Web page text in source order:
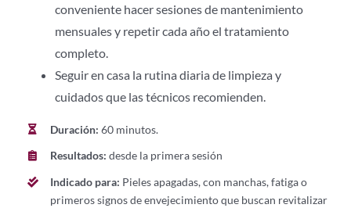
conveniente hacer sesiones de mantenimiento
mensuales y repetir cada año el tratamiento
completo.
Seguir en casa la rutina diaria de limpieza y
cuidados que las técnicos recomienden.
Duración: 60 minutos.
Resultados: desde la primera sesión
Indicado para: Pieles apagadas, con manchas, fatiga o
primeros signos de envejecimiento que buscan revitalizar